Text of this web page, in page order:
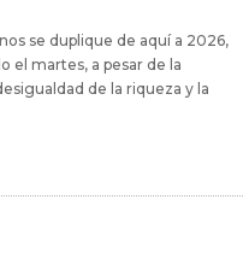
se duplique de aquí a 2026,
el martes, a pesar de la
de la riqueza y la